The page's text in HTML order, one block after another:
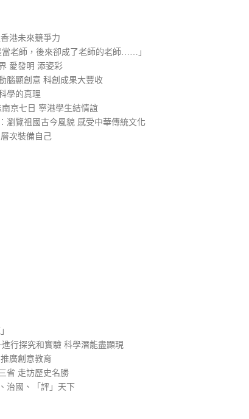
港未來競爭力
老師，後來卻成了老師的老師……」
愛發明 添姿彩
腦顯創意 科創成果大豐收
學的真理
京七日 寧港學生結情誼
瀏覽祖國古今風貌 感受中華傳統文化
次裝備自己
行探究和實驗 科學潛能盡顯現
廣創意教育
省 走訪歷史名勝
治國、「評」天下